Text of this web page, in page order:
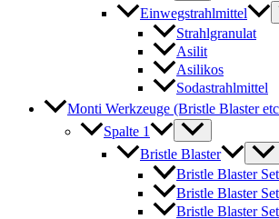
Einwegstrahlmittel
Strahlgranulat
Asilit
Asilikos
Sodastrahlmittel
Monti Werkzeuge (Bristle Blaster
Spalte 1
Bristle Blaster
Bristle Blaster
Bristle Blaster
Bristle Blaster